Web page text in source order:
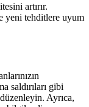
artırır.
yeni tehditlere uyum
saldırıları gibi
Ayrıca,